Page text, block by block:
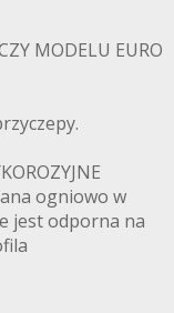
MODELU EURO
ogniowo w
jest odporna na